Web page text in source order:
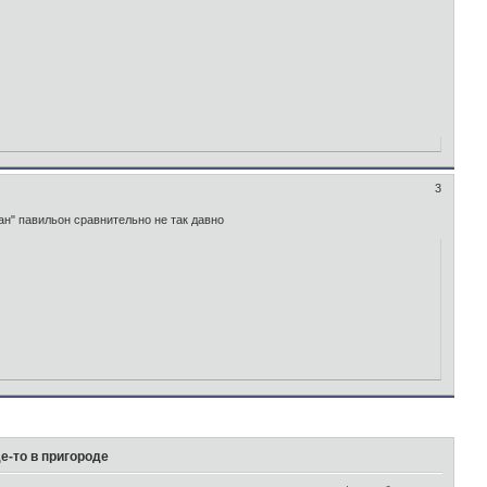
3
павильон сравнительно не так давно
то в пригороде